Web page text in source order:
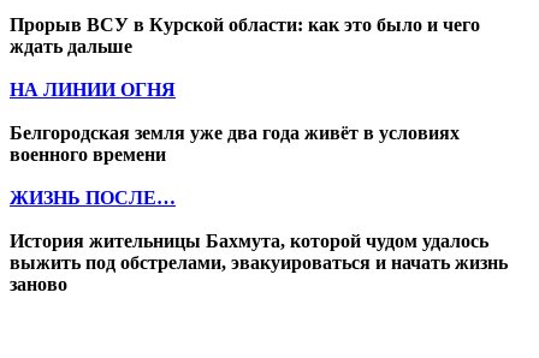
Прорыв ВСУ в Курской области: как это было и чего
ждать дальше
НА ЛИНИИ ОГНЯ
Белгородская земля уже два года живёт в условиях
военного времени
ЖИЗНЬ ПОСЛЕ…
История жительницы Бахмута, которой чудом удалось
выжить под обстрелами, эвакуироваться и начать жизнь
заново